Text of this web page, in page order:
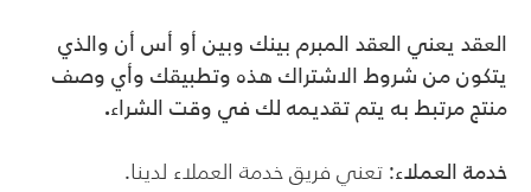
العقد يعني العقد المبرم بينك وبين أو أس أن والذي
يتكون من شروط الاشتراك هذه وتطبيقك وأي وصف
منتج مرتبط به يتم تقديمه لك في وقت الشراء.
خدمة العملاء: تعني فريق خدمة العملاء لدينا.